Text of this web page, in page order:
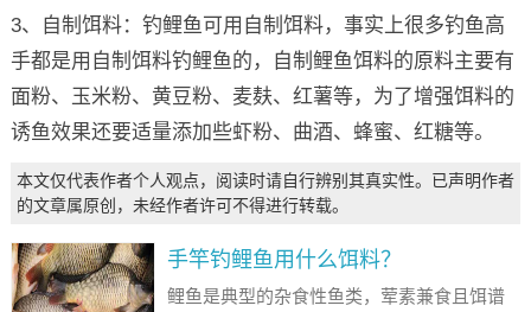
3、自制饵料：钓鲤鱼可用自制饵料，事实上很多钓鱼高
手都是用自制饵料钓鲤鱼的，自制鲤鱼饵料的原料主要有
面粉、玉米粉、黄豆粉、麦麸、红薯等，为了增强饵料的
诱鱼效果还要适量添加些虾粉、曲酒、蜂蜜、红糖等。
本文仅代表作者个人观点，阅读时请自行辨别其真实性。已声明作者
的文章属原创，未经作者许可不得进行转载。
手竿钓鲤鱼用什么饵料？
鲤鱼是典型的杂食性鱼类，荤素兼食且饵谱